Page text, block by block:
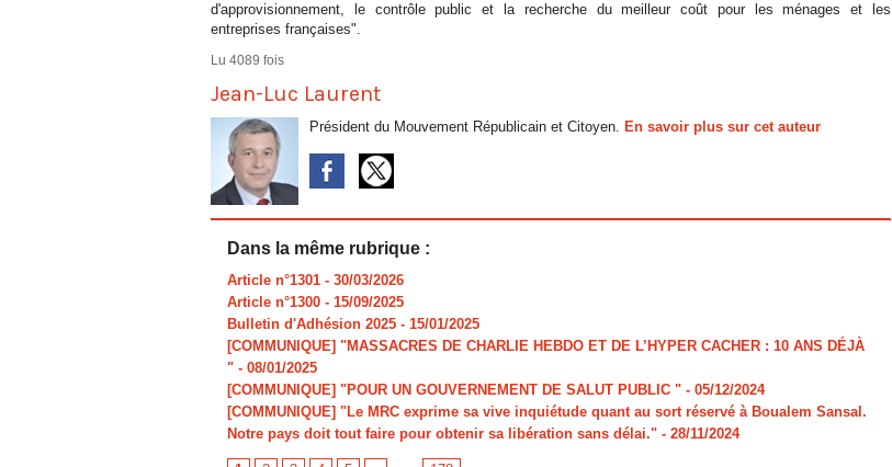
d'approvisionnement, le contrôle public et la recherche du meilleur coût pour les ménages et les
entreprises françaises".
Lu 4089 fois
Jean-Luc Laurent
Président du Mouvement Républicain et Citoyen. En savoir plus sur cet auteur
Dans la même rubrique :
Article n°1301 - 30/03/2026
Article n°1300 - 15/09/2025
Bulletin d'Adhésion 2025 - 15/01/2025
[COMMUNIQUE] "MASSACRES DE CHARLIE HEBDO ET DE L’HYPER CACHER : 10 ANS DÉJÀ
" - 08/01/2025
[COMMUNIQUE] "POUR UN GOUVERNEMENT DE SALUT PUBLIC " - 05/12/2024
[COMMUNIQUE] "Le MRC exprime sa vive inquiétude quant au sort réservé à Boualem Sansal.
Notre pays doit tout faire pour obtenir sa libération sans délai." - 28/11/2024